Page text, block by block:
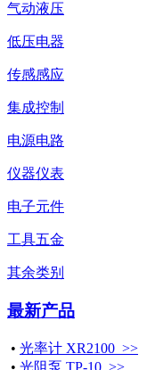
气动液压
低压电器
传感感应
集成控制
电源电路
仪器仪表
电子元件
工具五金
其余类别
最新产品
• 光率计 XR2100 >>
• 光阻泵 TP-10 >>